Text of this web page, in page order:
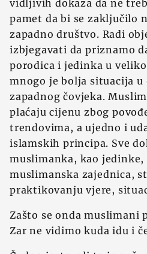
vidljivih dokaza da ne
pamet da bi se zaključilo
zapadno društvo. Radi
izbjegavati da priznamo
porodica i jedinka u
mnogo je bolja situacija u
zapadnog čovjeka.
plaćaju cijenu zbog
trendovima, a ujedno i
islamskih principa. Sve
muslimanka, kao
muslimanska zajednica,
praktikovanju vjere,
Zašto se onda muslimani
Zar ne vidimo kuda idu i